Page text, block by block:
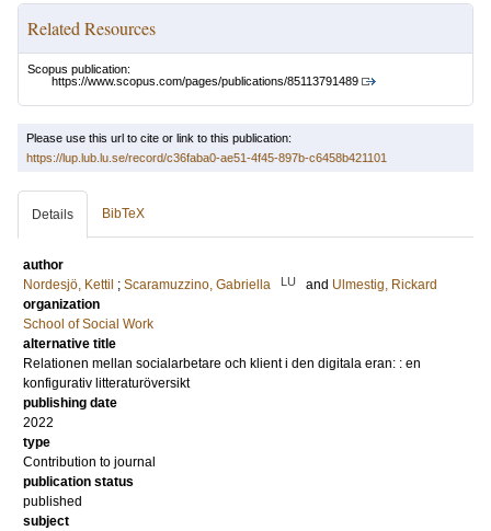
Related Resources
Scopus publication:
https://www.scopus.com/pages/publications/85113791489
Please use this url to cite or link to this publication:
https://lup.lub.lu.se/record/c36faba0-ae51-4f45-897b-c6458b421101
Details BibTeX
author
Nordesjö, Kettil ; Scaramuzzino, Gabriella LU and Ulmestig, Rickard
organization
School of Social Work
alternative title
Relationen mellan socialarbetare och klient i den digitala eran: : en
konfigurativ litteraturöversikt
publishing date
2022
type
Contribution to journal
publication status
published
subject